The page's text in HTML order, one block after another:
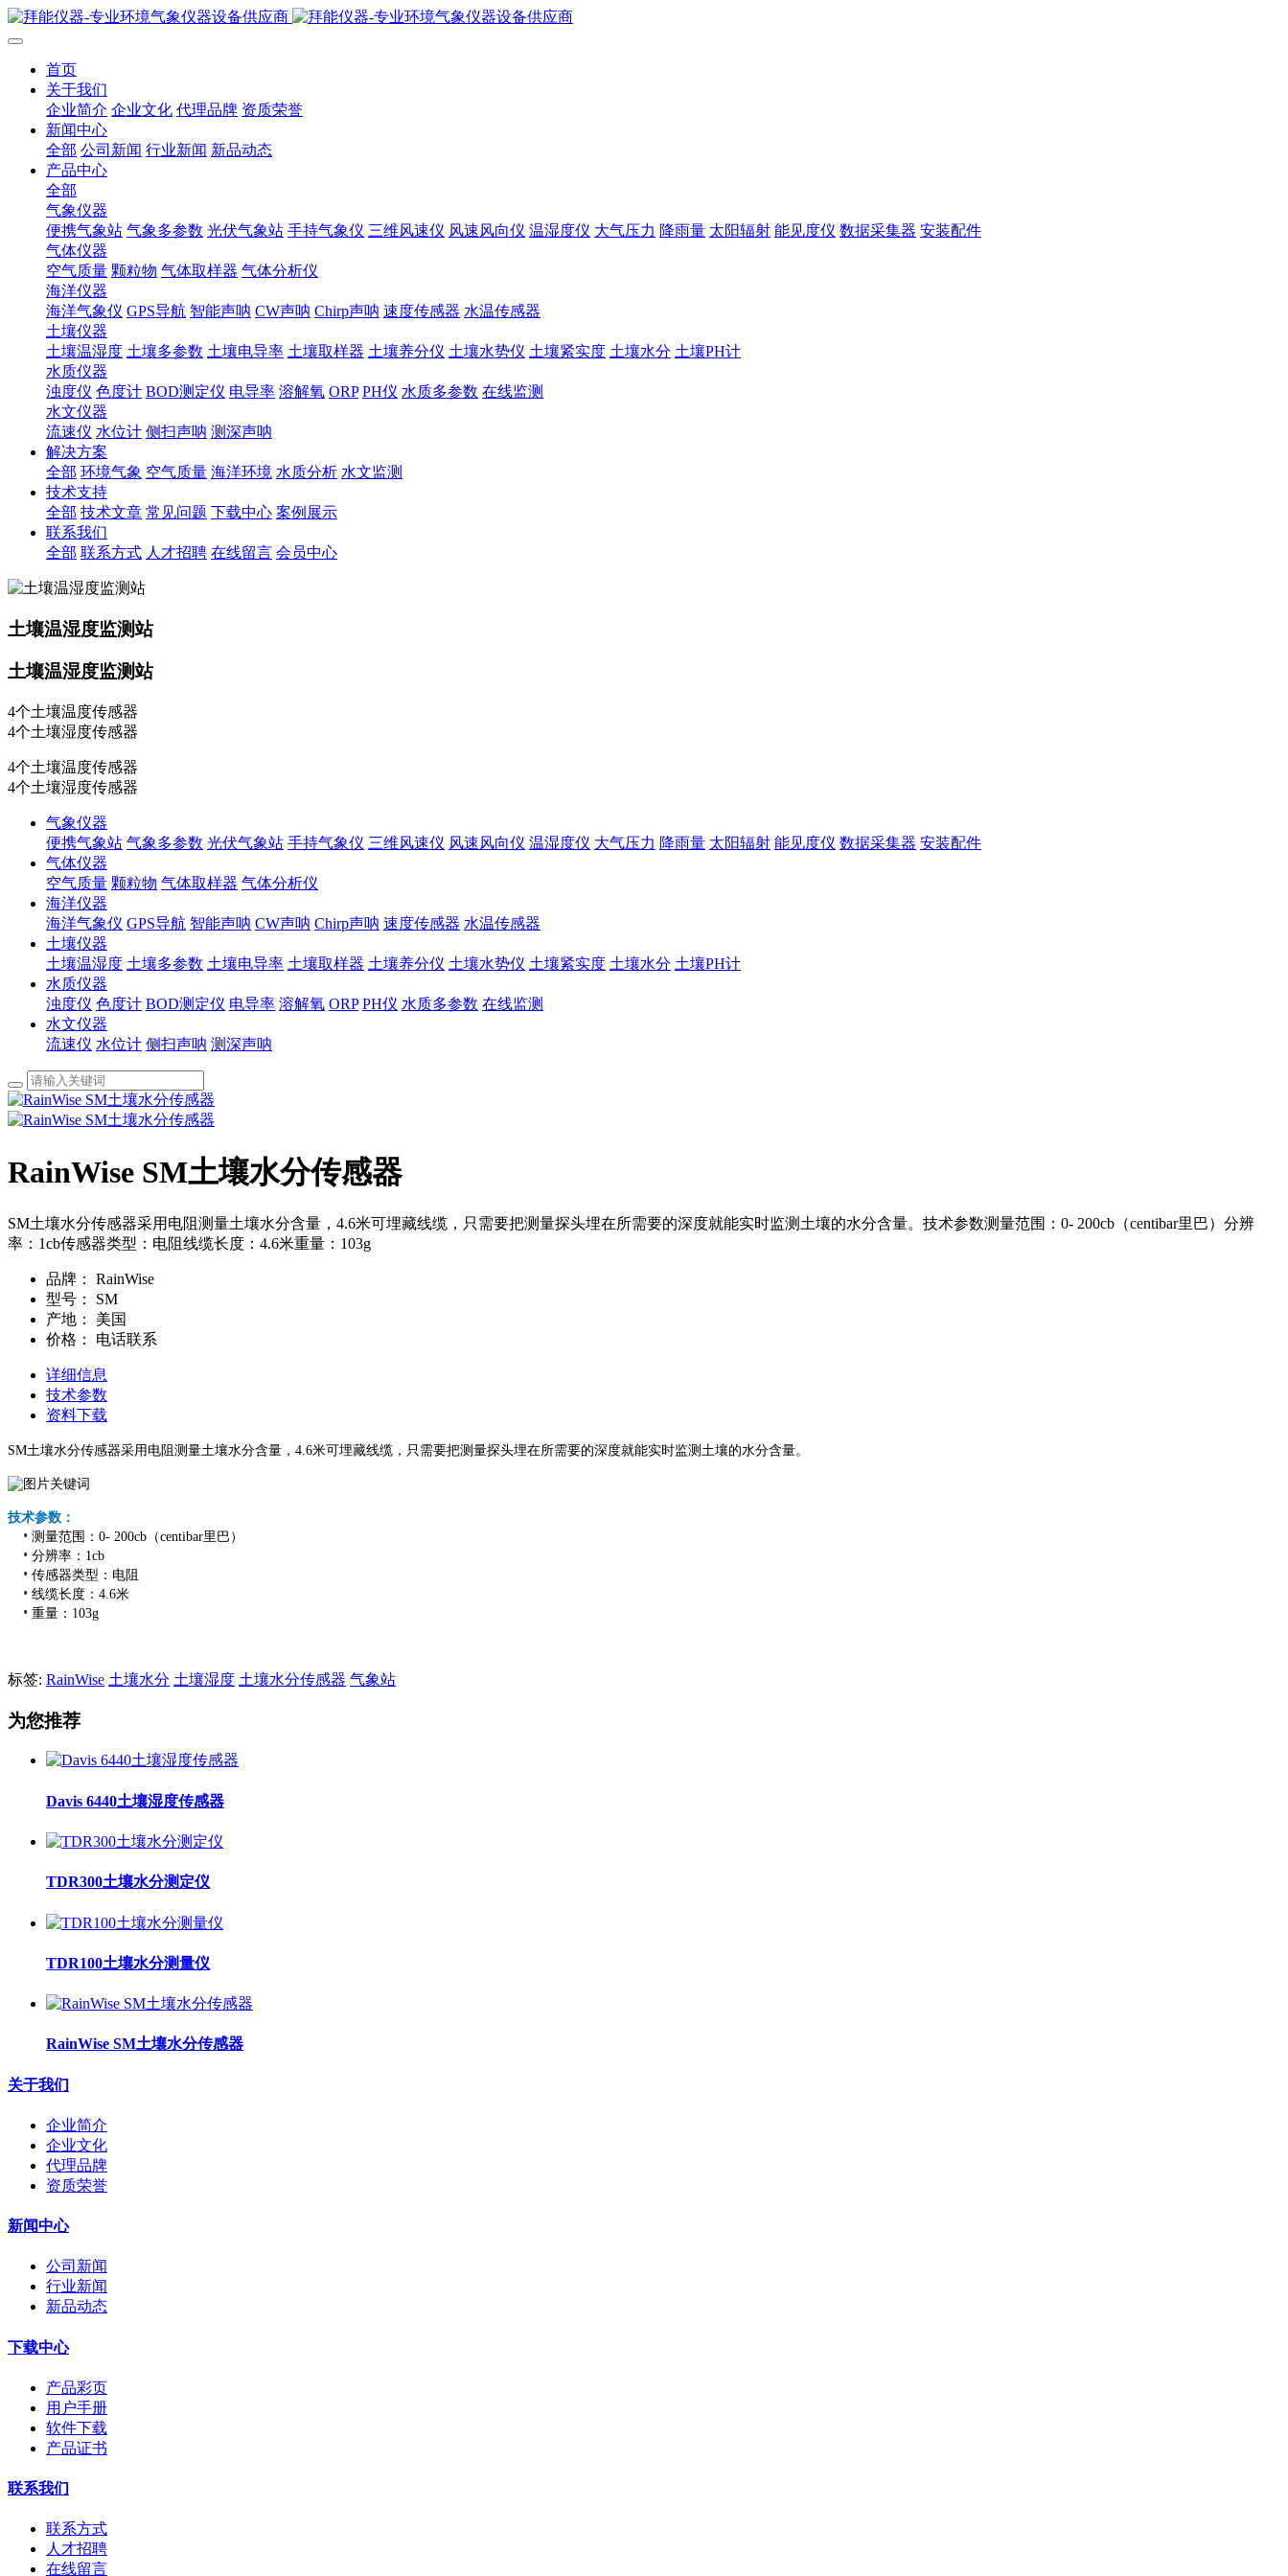
首页
关于我们
企业简介 企业文化 代理品牌 资质荣誉
新闻中心
全部 公司新闻 行业新闻 新品动态
产品中心
全部
气象仪器
便携气象站 气象多参数 光伏气象站 手持气象仪 三维风速仪 风速风向仪 温湿度仪 大气压力 降雨量 太阳辐射 能见度仪 数据采集器 安装配件
气体仪器
空气质量 颗粒物 气体取样器 气体分析仪
海洋仪器
海洋气象仪 GPS导航 智能声呐 CW声呐 Chirp声呐 速度传感器 水温传感器
土壤仪器
土壤温湿度 土壤多参数 土壤电导率 土壤取样器 土壤养分仪 土壤水势仪 土壤紧实度 土壤水分 土壤PH计
水质仪器
浊度仪 色度计 BOD测定仪 电导率 溶解氧 ORP PH仪 水质多参数 在线监测
水文仪器
流速仪 水位计 侧扫声呐 测深声呐
解决方案
全部 环境气象 空气质量 海洋环境 水质分析 水文监测
技术支持
全部 技术文章 常见问题 下载中心 案例展示
联系我们
全部 联系方式 人才招聘 在线留言 会员中心
土壤温湿度监测站
土壤温湿度监测站
4个土壤温度传感器
4个土壤湿度传感器
4个土壤温度传感器
4个土壤湿度传感器
气象仪器
便携气象站 气象多参数 光伏气象站 手持气象仪 三维风速仪 风速风向仪 温湿度仪 大气压力 降雨量 太阳辐射 能见度仪 数据采集器 安装配件
气体仪器
空气质量 颗粒物 气体取样器 气体分析仪
海洋仪器
海洋气象仪 GPS导航 智能声呐 CW声呐 Chirp声呐 速度传感器 水温传感器
土壤仪器
土壤温湿度 土壤多参数 土壤电导率 土壤取样器 土壤养分仪 土壤水势仪 土壤紧实度 土壤水分 土壤PH计
水质仪器
浊度仪 色度计 BOD测定仪 电导率 溶解氧 ORP PH仪 水质多参数 在线监测
水文仪器
流速仪 水位计 侧扫声呐 测深声呐
RainWise SM土壤水分传感器
SM土壤水分传感器采用电阻测量土壤水分含量，4.6米可埋藏线缆，只需要把测量探头埋在所需要的深度就能实时监测土壤的水分含量。技术参数测量范围：0- 200cb（centibar里巴）分辨
率：1cb传感器类型：电阻线缆长度：4.6米重量：103g
品牌：
RainWise
型号：
SM
产地：
美国
价格：
电话联系
详细信息
技术参数
资料下载
SM土壤水分传感器采用电阻测量土壤水分含量，4.6米可埋藏线缆，只需要把测量探头埋在所需要的深度就能实时监测土壤的水分含量。
技术参数：
• 测量范围：0- 200cb（centibar里巴）
• 分辨率：1cb
• 传感器类型：电阻
• 线缆长度：4.6米
• 重量：103g
标签: RainWise 土壤水分 土壤湿度 土壤水分传感器 气象站
为您推荐
Davis 6440土壤湿度传感器
TDR300土壤水分测定仪
TDR100土壤水分测量仪
RainWise SM土壤水分传感器
关于我们
企业简介
企业文化
代理品牌
资质荣誉
新闻中心
公司新闻
行业新闻
新品动态
下载中心
产品彩页
用户手册
软件下载
产品证书
联系我们
联系方式
人才招聘
在线留言